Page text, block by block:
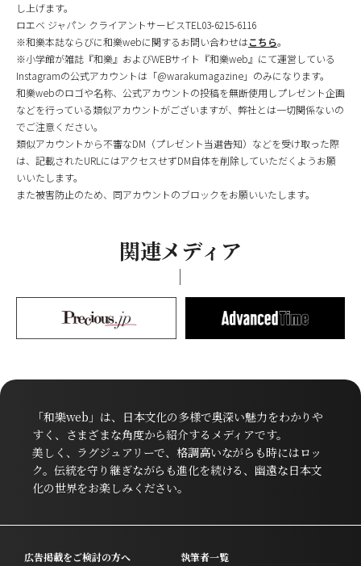
し上げます。
ロエベ ジャパン クライアントサービスTEL03-6215-6116
※和樂本誌ならびに和樂webに関するお問い合わせはこちら。
※小学館が雑誌『和樂』およびWEBサイト『和樂web』にて運営している
Instagramの公式アカウントは「@warakumagazine」のみになります。
和樂webのロゴや名称、公式アカウントの投稿を無断使用しプレゼント企画
などを行っている類似アカウントがございますが、弊社とは一切関係ないの
でご注意ください。
類似アカウントから不審なDM（プレゼント当選告知）などを受け取った際
は、記載されたURLにはアクセスせずDM自体を削除していただくようお願
いいたします。
また被害防止のため、同アカウントのブロックをお願いいたします。
関連メディア
「和樂web」は、日本文化の多様で奥深い魅力をわかりや
すく、さまざまな角度から紹介するメディアです。
美しく、ラグジュアリーで、格調高いながらも時にはロッ
ク。伝統を守り継ぎながらも進化を続ける、幽遠な日本文
化の世界をお楽しみください。
広告掲載をご検討の方へ 執筆者一覧